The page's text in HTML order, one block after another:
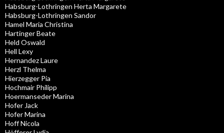
Habsburg-Lothringen Herta Margarete
Habsburg-Lothringen Sandor
Hamel Maria Christina
Hartinger Beate
Held Oswald
Hell Lexy
Hernandez Laure
Herzl Thelma
Hierzegger Pia
Hochmair Philipp
Hoermanseder Marina
Hofer Jack
Hofer Marina
Hoff Nicola